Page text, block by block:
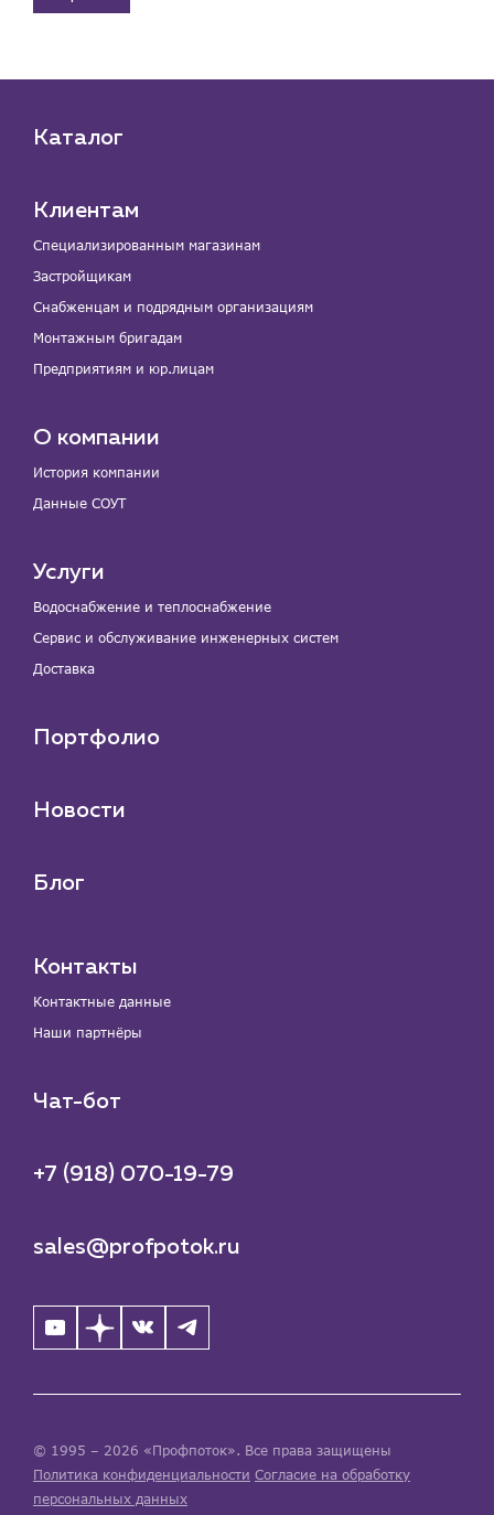
Каталог
Клиентам
Специализированным магазинам
Застройщикам
Снабженцам и подрядным организациям
Монтажным бригадам
Предприятиям и юр.лицам
О компании
История компании
Данные СОУТ
Услуги
Водоснабжение и теплоснабжение
Сервис и обслуживание инженерных систем
Доставка
Портфолио
Новости
Блог
Контакты
Контактные данные
Наши партнёры
Чат-бот
+7 (918) 070-19-79
sales@profpotok.ru
© 1995 – 2026 «Профпоток». Все права защищены
Политика конфиденциальности Согласие на обработку
персональных данных